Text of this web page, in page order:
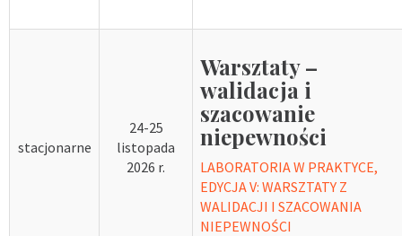
stacjonarne
24-25
listopada
2026 r.
Warsztaty –
walidacja i
szacowanie
niepewności
LABORATORIA W PRAKTYCE,
EDYCJA V: WARSZTATY Z
WALIDACJI I SZACOWANIA
NIEPEWNOŚCI